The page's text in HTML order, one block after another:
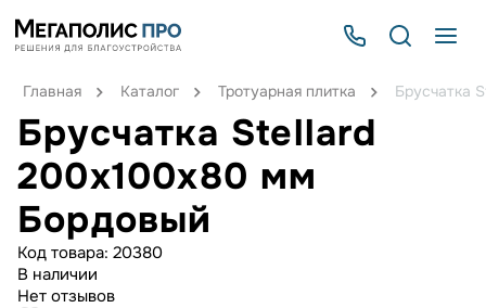
Главная Каталог Тротуарная плитка Брусчатка
Брусчатка Stellard
200x100x80 мм
Бордовый
Код товара: 20380
В наличии
Нет отзывов